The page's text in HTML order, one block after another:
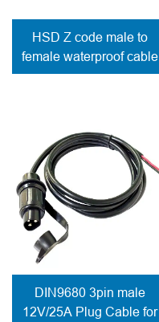
HSD Z code male to
female waterproof cable
DIN9680 3pin male
12V/25A Plug Cable for